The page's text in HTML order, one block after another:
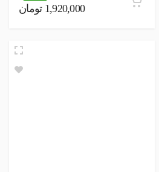
1,920,000 تومان